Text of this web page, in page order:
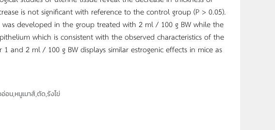
is not significant with reference to the control group (P > 0.05).
developed in the group treated with 2 ml / 100 g BW while the
which is consistent with the observed characteristics of the
2 ml / 100 g BW displays similar estrogenic effects in mice as
อ่อน,หนูเมาส์,ตัด,รังไข่